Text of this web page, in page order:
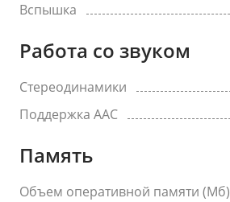
Вспышка
Работа со звуком
Стереодинамики
Поддержка AAC
Память
Объем оперативной памяти (Мб)